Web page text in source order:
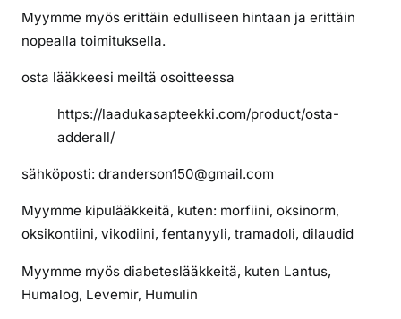
s
r
l
l
a
Myymme myös erittäin edulliseen hintaan ja erittäin
nopealla toimituksella.
osta lääkkeesi meiltä osoitteessa
https://laadukasapteekki.com/product/osta-
adderall/
sähköposti: dranderson150@gmail.com
Myymme kipulääkkeitä, kuten: morfiini, oksinorm,
oksikontiini, vikodiini, fentanyyli, tramadoli, dilaudid
Myymme myös diabeteslääkkeitä, kuten Lantus,
Humalog, Levemir, Humulin